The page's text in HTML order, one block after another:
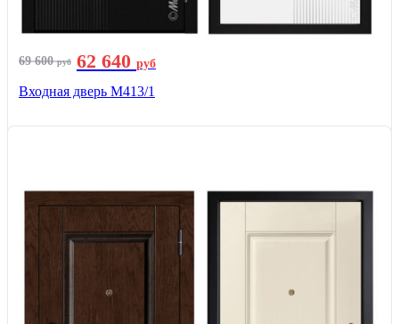
69 600руб 62 640 руб
Входная дверь М413/1